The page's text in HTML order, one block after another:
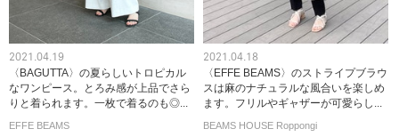
2021.04.19
〈BAGUTTA〉の夏らしいトロピカル
なワンピース。とろみ感が上品でさら
りと着られます。一枚で着るのも◎...
EFFE BEAMS
2021.04.18
〈EFFE BEAMS〉のストライプブラウ
スは麻のナチュラルな風合いを楽しめ
ます。フリルやギャザーが可愛らし...
BEAMS HOUSE Roppongi